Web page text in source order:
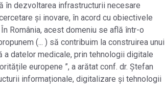
în dezvoltarea infrastructurii necesare
și inovare, în acord cu obiectivele
România, acest domeniu se află într-o
(... ) să contribuim la construirea unui
datelor medicale, prin tehnologii digitale
europene ”, a arătat conf. dr. Ștefan
informaționale, digitalizare și tehnologii